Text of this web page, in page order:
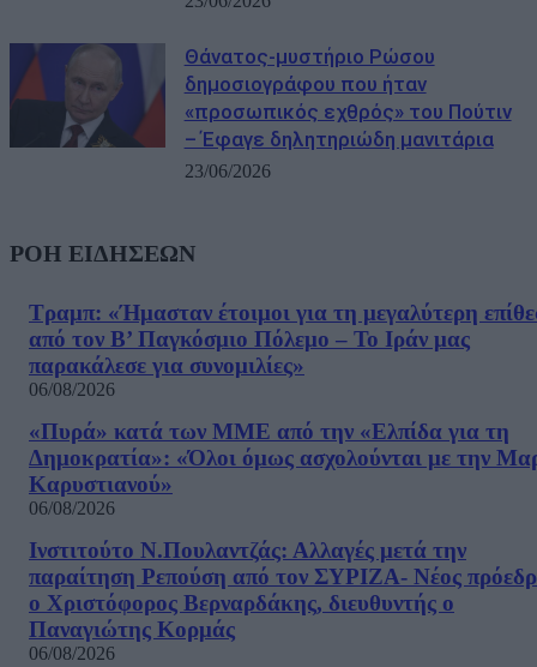
Θάνατος-μυστήριο Ρώσου
δημοσιογράφου που ήταν
«προσωπικός εχθρός» του Πούτιν
– Έφαγε δηλητηριώδη μανιτάρια
23/06/2026
ΡΟΗ ΕΙΔΗΣΕΩΝ
Τραμπ: «Ήμασταν έτοιμοι για τη μεγαλύτερη
από τον Β’ Παγκόσμιο Πόλεμο – Το Ιράν μας
παρακάλεσε για συνομιλίες»
06/08/2026
«Πυρά» κατά των ΜΜΕ από την «Ελπίδα για τη
Δημοκρατία»: «Όλοι όμως ασχολούνται με την
Καρυστιανού»
06/08/2026
Ινστιτούτο Ν.Πουλαντζάς: Αλλαγές μετά την
παραίτηση Ρεπούση από τον ΣΥΡΙΖΑ- Νέος
ο Χριστόφορος Βερναρδάκης, διευθυντής ο
Παναγιώτης Κορμάς
06/08/2026